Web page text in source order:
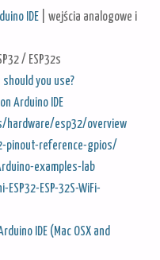
IDE | wejścia analogowe i
/ ESP32s
should you use?
Arduino IDE
hardware/esp32/overview
pinout-reference-gpios/
examples-lab
ESP-32S-WiFi-
IDE (Mac OSX and